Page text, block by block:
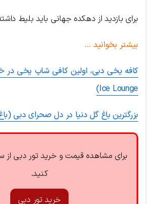
برای بازدید از دهکده جهانی باید بلیط
بیشتر بخوانید …
Ice Lounge)
بزرگترین باغ گل دنیا در دل صحرای دبی
برای مشاهده قیمت و خرید تور دبی از
کنید.
خرید تور دبی